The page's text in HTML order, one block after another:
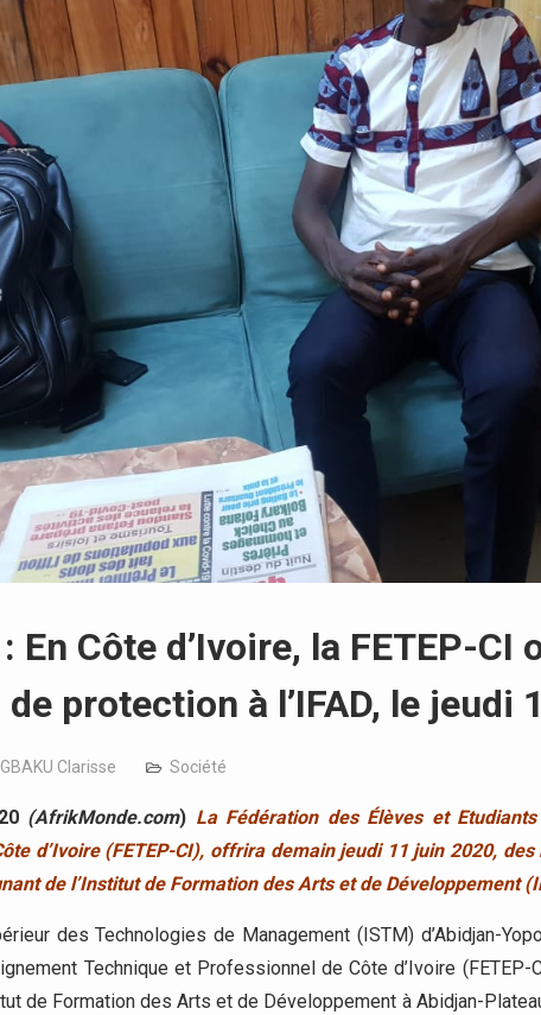
En Côte d’Ivoire, la FETEP-CI
protection à l’IFAD, le jeudi
GBAKU Clarisse Société
(AfrikMonde.com) La Fédération des Élèves et
d’Ivoire (FETEP-CI), offrira demain jeudi 11 juin 2020,
de l’Institut de Formation des Arts et de Développement
des Technologies de Management (ISTM) d’Abidjan-
Technique et Professionnel de Côte d’Ivoire
de Formation des Arts et de Développement à Abidjan-